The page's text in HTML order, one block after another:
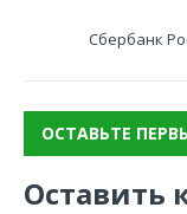
Сбербанк
ОСТАВЬТЕ
Оставить